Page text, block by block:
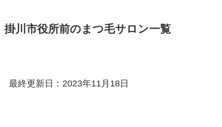
掛川市役所前のまつ毛サロン一覧
最終更新日：2023年11月18日